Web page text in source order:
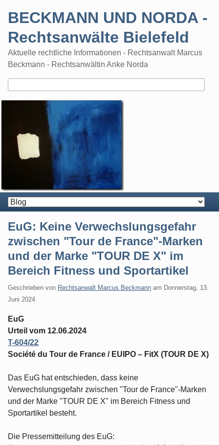
BECKMANN UND NORDA -
Rechtsanwälte Bielefeld
Aktuelle rechtliche Informationen - Rechtsanwalt Marcus
Beckmann - Rechtsanwältin Anke Norda
EuG: Keine Verwechslungsgefahr
zwischen "Tour de France"-Marken
und der Marke "TOUR DE X" im
Bereich Fitness und Sportartikel
Geschrieben von Rechtsanwalt Marcus Beckmann am Donnerstag, 13.
Juni 2024
EuG
Urteil vom 12.06.2024
T-604/22
Société du Tour de France / EUIPO – FitX (TOUR DE X)
Das EuG hat entschieden, dass keine
Verwechslungsgefahr zwischen "Tour de France"-Marken
und der Marke "TOUR DE X" im Bereich Fitness und
Sportartikel besteht.
Die Pressemitteilung des EuG: